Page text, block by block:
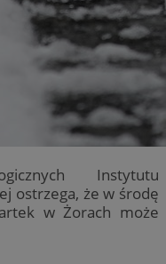
Instytutu
ostrzega, że w środę
w Żorach może